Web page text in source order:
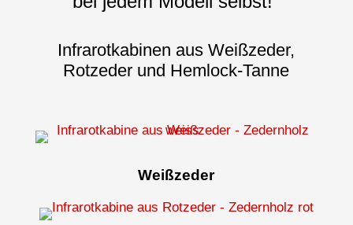
Infrarotkabinen aus Weißzeder,
Rotzeder und Hemlock-Tanne
Weißzeder